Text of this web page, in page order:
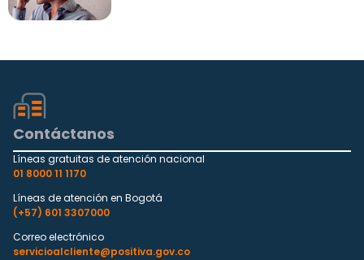
Contáctanos
Líneas gratuitas de atención nacional
01 8000 11 1170
Líneas de atención en Bogotá
(+57) 601 3307000
Correo electrónico
servicioalcliente@positiva.gov.co